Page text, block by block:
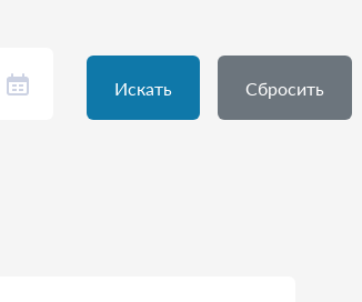
Искать Сбросить